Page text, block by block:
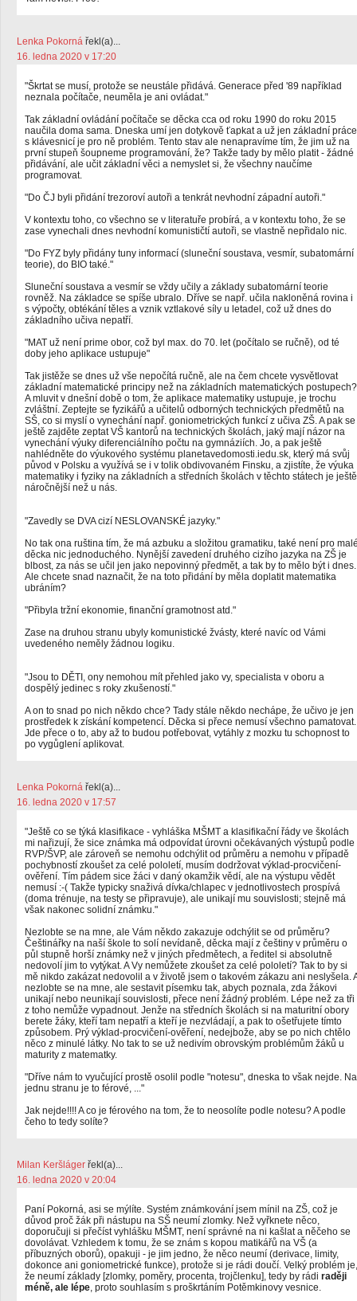
Lenka Pokorná řekl(a)...
16. ledna 2020 v 17:20
"Škrtat se musí, protože se neustále přidává. Generace před '89 například
neznala počítače, neuměla je ani ovládat."
Tak základní ovládání počítače se děcka cca od roku 1990 do roku 2015
naučila doma sama. Dneska umí jen dotykově ťapkat a už jen základní práce
s klávesnicí je pro ně problém. Tento stav ale nenapravíme tím, že jim už na
první stupeň šoupneme programování, že? Takže tady by mělo platit - žádné
přidávání, ale učit základní věci a nemyslet si, že všechny naučíme
programovat.
"Do ČJ byli přidání trezoroví autoři a tenkrát nevhodní západní autoři."
V kontextu toho, co všechno se v literatuře probírá, a v kontextu toho, že se
zase vynechali dnes nevhodní komunističtí autoři, se vlastně nepřidalo nic.
"Do FYZ byly přidány tuny informací (sluneční soustava, vesmír, subatomární
teorie), do BIO také."
Sluneční soustava a vesmír se vždy učily a základy subatomární teorie
rovněž. Na základce se spíše ubralo. Dříve se např. učila nakloněná rovina i
s výpočty, obtékání těles a vznik vztlakové síly u letadel, což už dnes do
základního učiva nepatří.
"MAT už není prime obor, což byl max. do 70. let (počítalo se ručně), od té
doby jeho aplikace ustupuje"
Tak jistěže se dnes už vše nepočítá ručně, ale na čem chcete vysvětlovat
základní matematické principy než na základních matematických postupech?
A mluvit v dnešní době o tom, že aplikace matematiky ustupuje, je trochu
zvláštní. Zeptejte se fyzikářů a učitelů odborných technických předmětů na
SŠ, co si myslí o vynechání např. goniometrických funkcí z učiva ZŠ. A pak se
ještě zajděte zeptat VŠ kantorů na technických školách, jaký mají názor na
vynechání výuky diferenciálního počtu na gymnáziích. Jo, a pak ještě
nahlédněte do výukového systému planetavedomosti.iedu.sk, který má svůj
původ v Polsku a využívá se i v tolik obdivovaném Finsku, a zjistíte, že výuka
matematiky i fyziky na základních a středních školách v těchto státech je ještě
náročnější než u nás.
"Zavedly se DVA cizí NESLOVANSKÉ jazyky."
No tak ona ruština tím, že má azbuku a složitou gramatiku, také není pro
děcka nic jednoduchého. Nynější zavedení druhého cizího jazyka na ZŠ je
blbost, za nás se učil jen jako nepovinný předmět, a tak by to mělo být i dnes.
Ale chcete snad naznačit, že na toto přidání by měla doplatit matematika
ubráním?
"Přibyla tržní ekonomie, finanční gramotnost atd."
Zase na druhou stranu ubyly komunistické žvásty, které navíc od Vámi
uvedeného neměly žádnou logiku.
"Jsou to DĚTI, ony nemohou mít přehled jako vy, specialista v oboru a
dospělý jedinec s roky zkušeností."
A on to snad po nich někdo chce? Tady stále někdo nechápe, že učivo je jen
prostředek k získání kompetencí. Děcka si přece nemusí všechno pamatovat.
Jde přece o to, aby až to budou potřebovat, vytáhly z mozku tu schopnost to
po vygůglení aplikovat.
Lenka Pokorná řekl(a)...
16. ledna 2020 v 17:57
"Ještě co se týká klasifikace - vyhláška MŠMT a klasifikační řády ve školách
mi nařizují, že sice známka má odpovídat úrovni očekávaných výstupů podle
RVP/ŠVP, ale zároveň se nemohu odchýlit od průměru a nemohu v případě
pochybností zkoušet za celé pololetí, musím dodržovat výklad-procvičení-
ověření. Tím pádem sice žáci v daný okamžik vědí, ale na výstupu vědět
nemusí :-( Takže typicky snaživá dívka/chlapec v jednotlivostech prospívá
(doma trénuje, na testy se připravuje), ale unikají mu souvislosti; stejně má
však nakonec solidní známku."
Nezlobte se na mne, ale Vám někdo zakazuje odchýlit se od průměru?
Češtinářky na naší škole to solí nevídaně, děcka mají z češtiny v průměru o
půl stupně horší známky než v jiných předmětech, a ředitel si absolutně
nedovolí jim to vytýkat. A Vy nemůžete zkoušet za celé pololetí? Tak to by si
mě nikdo zakázat nedovolil a v životě jsem o takovém zákazu ani neslyšela.
nezlobte se na mne, ale sestavit písemku tak, abych poznala, zda žákovi
unikají nebo neunikají souvislosti, přece není žádný problém. Lépe než za tři
z toho nemůže vypadnout. Jenže na středních školách si na maturitní obory
berete žáky, kteří tam nepatří a kteří je nezvládají, a pak to ošetřujete tímto
způsobem. Prý výklad-procvičení-ověření, nedejbože, aby se po nich chtělo
něco z minulé látky. No tak to se už nedivím obrovským problémům žáků u
maturity z matematky.
"Dříve nám to vyučující prostě osolil podle "notesu", dneska to však nejde. Na
jednu stranu je to férové, ..."
Jak nejde!!!! A co je férového na tom, že to neosolíte podle notesu? A podle
čeho to tedy solíte?
Milan Keršláger řekl(a)...
16. ledna 2020 v 20:04
Paní Pokorná, asi se mýlíte. Systém známkování jsem mínil na ZŠ, což je
důvod proč žák při nástupu na SŠ neumí zlomky. Než vyřknete něco,
doporučuji si přečíst vyhlášku MŠMT, není správné na ni kašlat a něčeho se
dovolávat. Vzhledem k tomu, že se znám s kopou matikářů na VŠ (a
příbuzných oborů), opakuji - je jim jedno, že něco neumí (derivace, limity,
dokonce ani goniometrické funkce), protože si je rádi doučí. Velký problém je,
že neumí základy [zlomky, poměry, procenta, trojčlenku], tedy by rádi raději
méně, ale lépe, proto souhlasím s proškrtáním Potěmkinovy vesnice.